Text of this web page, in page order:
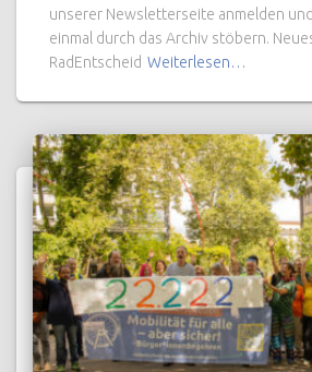
unserer Newsletterseite anmelden
einmal durch das Archiv stöbern.
RadEntscheid Weiterlesen…